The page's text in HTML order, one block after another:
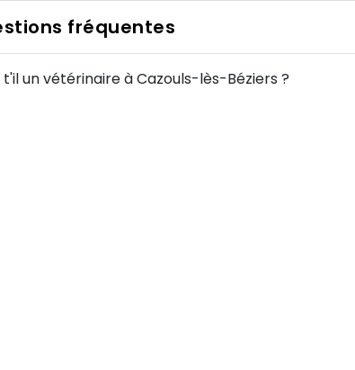
fréquentes
t'il un vétérinaire à Cazouls-lès-Béziers ?